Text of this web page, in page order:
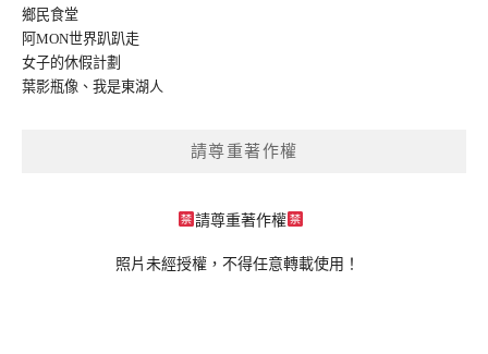
鄉民食堂
阿MON世界趴趴走
女子的休假計劃
葉影瓶像 、 我是東湖人
請尊重著作權
請尊重著作權
照片未經授權，不得任意轉載使用！